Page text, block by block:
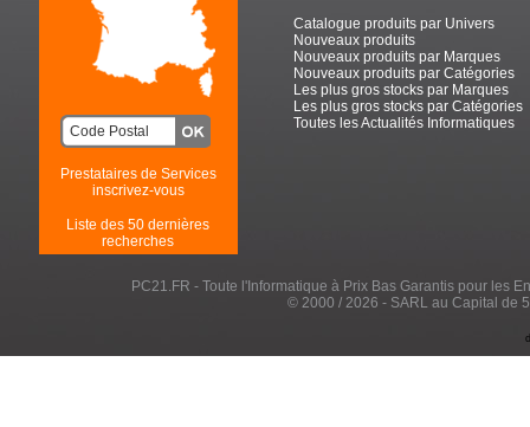
Prestataires de Services
inscrivez-vous
Liste des 50 dernières
recherches
Catalogue produits par Univers
Nouveaux produits
Nouveaux produits par Marques
Nouveaux produits par Catégories
Les plus gros stocks par Marques
Les plus gros stocks par Catégories
Toutes les Actualités Informatiques
PC21.FR - Toute l'Informatique à Prix Bas Garantis pour les
© 2000 / 2026 - SARL au Capital de